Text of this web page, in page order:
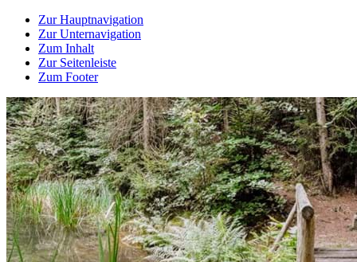
Zur Hauptnavigation
Zur Unternavigation
Zum Inhalt
Zur Seitenleiste
Zum Footer